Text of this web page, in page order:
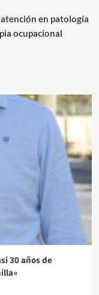
en patología
ocupacional
30 años de